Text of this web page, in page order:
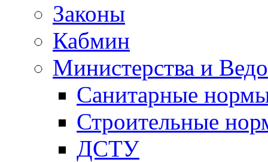
Законы
Кабмин
Министерства и
Санитарные
Строительные
ДСТУ